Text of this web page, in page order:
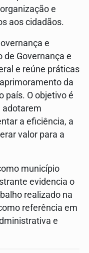
e
aos cidadãos.
e
de Governança e
e reúne práticas
da
país. O objetivo é
adotarem
a eficiência, a
valor para a
município
evidencia o
realizado na
referência em
e